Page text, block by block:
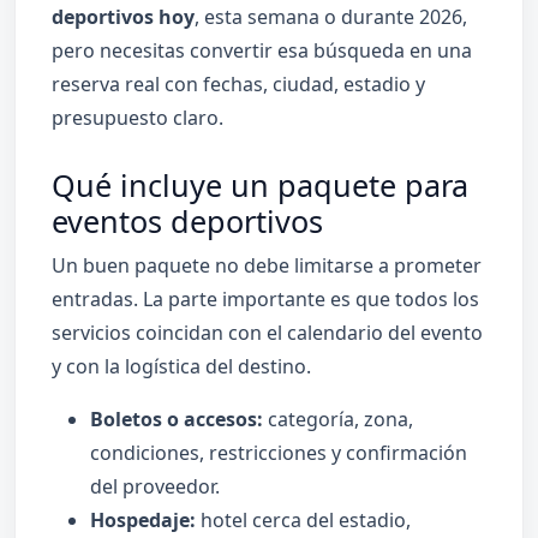
deportivos hoy, esta semana o durante 2026,
pero necesitas convertir esa búsqueda en una
reserva real con fechas, ciudad, estadio y
presupuesto claro.
Qué incluye un paquete para
eventos deportivos
Un buen paquete no debe limitarse a prometer
entradas. La parte importante es que todos los
servicios coincidan con el calendario del evento
y con la logística del destino.
Boletos o accesos: categoría, zona,
condiciones, restricciones y confirmación
del proveedor.
Hospedaje: hotel cerca del estadio,